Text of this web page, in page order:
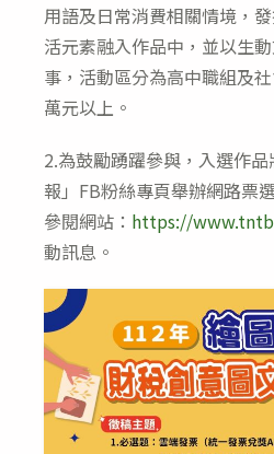
用語及日常消費相關情境，
活元素融入作品中，並以生
事，活動區分為高中職組及
萬元以上。
2.為鼓勵踴躍參與，入選作
報」FB粉絲專頁舉辦網路票
參閱網站： https://
動訊息。